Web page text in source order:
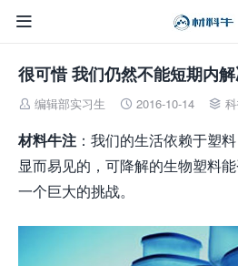

很可惜 我们仍然不能短期内
 编辑部实习生  2016-10-14 
材料牛注 ：我们的生活依赖于塑
显而易见的，可降解的生物塑料
一个巨大的挑战。